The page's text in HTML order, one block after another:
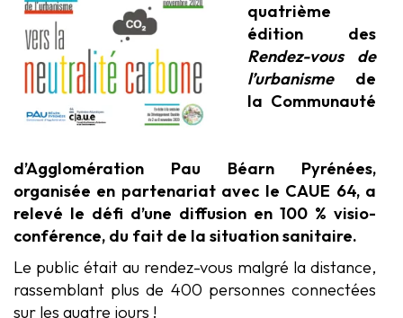
quatrième
édition des
Rendez-vous de
l’urbanismede
la Communauté
d’Agglomération Pau Béarn Pyrénées,
organisée en partenariat avec le CAUE 64, a
relevé le défi d’une diffusion en 100 % visio-
conférence, du fait de la situation sanitaire.
Le public était au rendez-vous malgré la distance,
rassemblant plus de 400 personnes connectées
sur les quatre jours !